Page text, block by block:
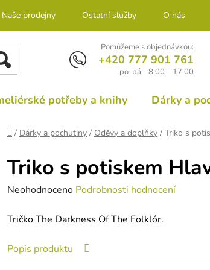
Naše prodejny Ostatní služby O nás
Pomůžeme s objednávkou:
+420 777 901 761
po-pá - 8:00 – 17:00
potřeby a knihy Dárky a
Domů
/ Dárky a pochutiny / Oděvy a doplňky / Triko s
Triko s potiskem
Průměrné
produktu
0,0
Neohodnoceno Podrobnosti hodnocení
Tričko The Darkness Of The Folklór.
Popis produktu